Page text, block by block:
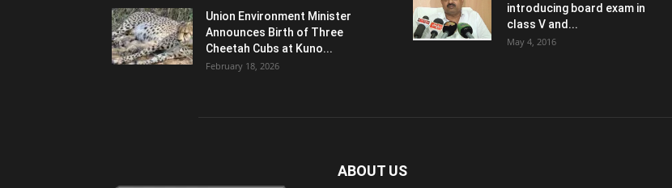
Union Environment Minister
Announces Birth of Three
Cheetah Cubs at Kuno...
February 18, 2026
introducing board exam in
class V and...
May 4, 2016
ABOUT US